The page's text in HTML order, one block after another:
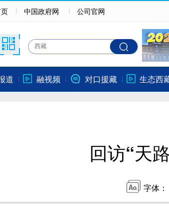
中国政府网 公司官网
道 融视频 对口援藏 生态西
回访“天
字体：